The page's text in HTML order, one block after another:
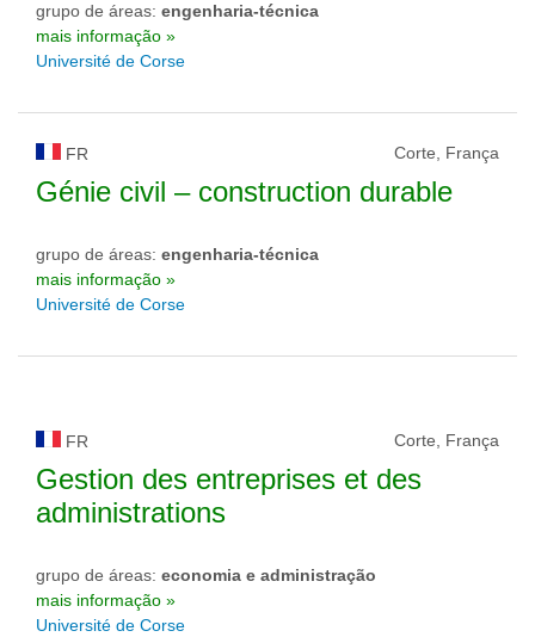
grupo de áreas: engenharia-técnica
mais informação »
Université de Corse
FR Corte, França
Génie civil – construction durable
grupo de áreas: engenharia-técnica
mais informação »
Université de Corse
FR Corte, França
Gestion des entreprises et des
administrations
grupo de áreas: economia e administração
mais informação »
Université de Corse